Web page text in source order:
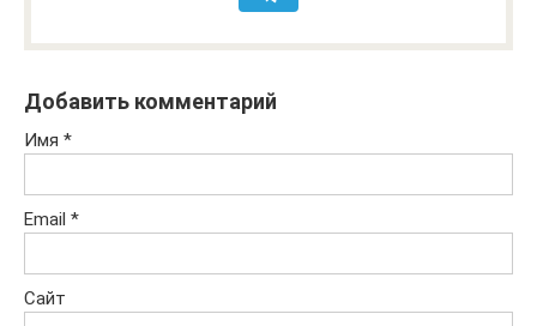
Добавить комментарий
Имя *
Email *
Сайт